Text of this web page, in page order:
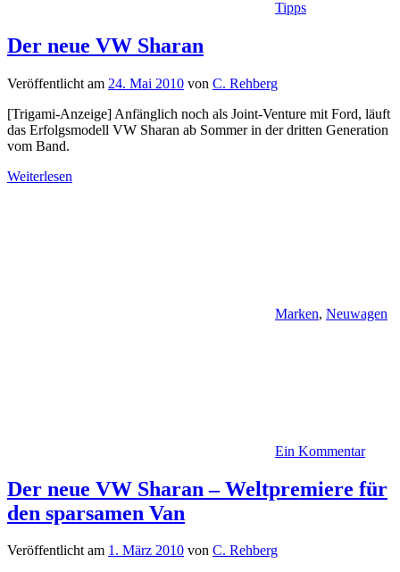
Tipps
Der neue VW Sharan
Veröffentlicht am 24. Mai 2010 von C. Rehberg
[Trigami-Anzeige] Anfänglich noch als Joint-Venture mit Ford, läuft
das Erfolgsmodell VW Sharan ab Sommer in der dritten Generation
vom Band.
Weiterlesen
Marken, Neuwagen
Ein Kommentar
Der neue VW Sharan – Weltpremiere für
den sparsamen Van
Veröffentlicht am 1. März 2010 von C. Rehberg